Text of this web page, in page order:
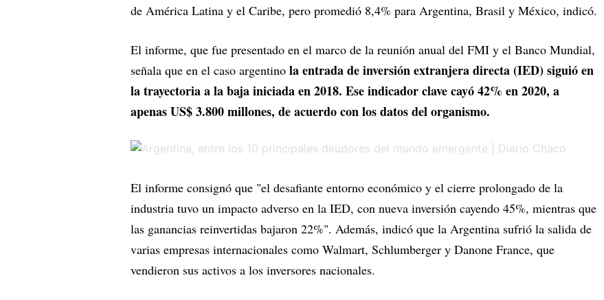
de América Latina y el Caribe, pero promedió 8,4% para Argentina, Brasil y México, indicó.
El informe, que fue presentado en el marco de la reunión anual del FMI y el Banco Mundial,
señala que en el caso argentino la entrada de inversión extranjera directa (IED) siguió en
la trayectoria a la baja iniciada en 2018. Ese indicador clave cayó 42% en 2020, a
apenas US$ 3.800 millones, de acuerdo con los datos del organismo.
El informe consignó que "el desafiante entorno económico y el cierre prolongado de la
industria tuvo un impacto adverso en la IED, con nueva inversión cayendo 45%, mientras que
las ganancias reinvertidas bajaron 22%". Además, indicó que la Argentina sufrió la salida de
varias empresas internacionales como Walmart, Schlumberger y Danone France, que
vendieron sus activos a los inversores nacionales.